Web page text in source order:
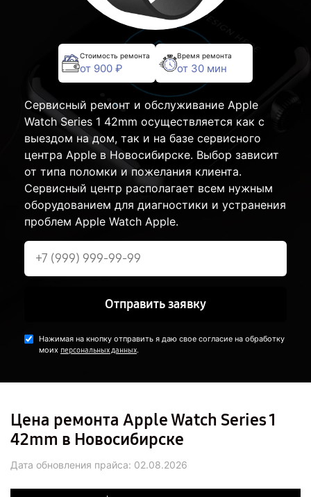
Стоимость ремонта
от 900 ₽
Время ремонта
от 30 мин
Сервисный ремонт и обслуживание Apple
Watch Series 1 42mm осуществляется как с
выездом на дом, так и на базе сервисного
центра Apple в Новосибирске. Выбор зависит
от типа поломки и пожелания клиента.
Сервисный центр располагает всем нужным
оборудованием для диагностики и устранения
проблем Apple Watch Apple.
Отправить заявку
Нажимая на кнопку отправить я даю свое согласие на обработку
моих персональных данных.
Цена ремонта Apple Watch Series 1
42mm в Новосибирске
Дата обновления прайса: 02.08.2026